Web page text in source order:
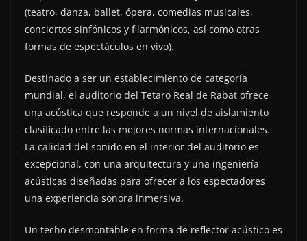
(teatro, danza, ballet, ópera, comedias musicales,
conciertos sinfónicos y filarmónicos, así como otras
formas de espectáculos en vivo).
Destinado a ser un establecimiento de categoría
mundial, el auditorio del Tetaro Real de Rabat ofrece
una acústica que responde a un nivel de aislamiento
clasificado entre las mejores normas internacionales.
La calidad del sonido en el interior del auditorio es
excepcional, con una arquitectura y una ingeniería
acústicas diseñadas para ofrecer a los espectadores
una experiencia sonora inmersiva.
Un techo desmontable en forma de reflector acústico es